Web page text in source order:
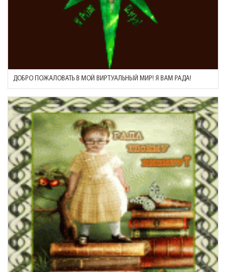
ДОБРО ПОЖАЛОВАТЬ В МОЙ ВИРТУАЛЬНЫЙ МИР! Я ВАМ РАДА!